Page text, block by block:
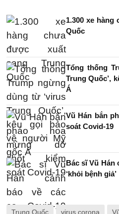
1.300 xe
Quốc
Tổng thống
Trung Quốc’,
Á
Vũ Hán bắn
soát Covid-19
Bác sĩ Vũ Hán
‘khỏi bệnh giả’
Trung Quốc virus corona